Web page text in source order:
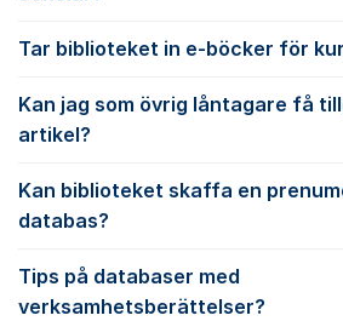
Tar biblioteket in e-böcker för
Kan jag som övrig låntagare få
artikel?
Kan biblioteket skaffa en
databas?
Tips på databaser med
verksamhetsberättelser?